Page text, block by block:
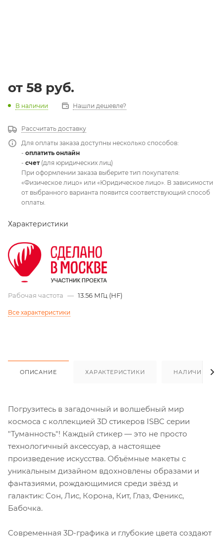
от 58 руб.
В наличии Нашли дешевле?
Рассчитать доставку
Для оплаты заказа доступны несколько способов:
- оплатить онлайн
- счет(для юридических лиц)
При оформлении заказа выберите тип покупателя:
«Физическое лицо» или «Юридическое лицо». В зависимости
от выбранного варианта появится соответствующий способ
оплаты.
Характеристики
Рабочая частота — 13.56 МГц (HF)
Все характеристики
ОПИСАНИЕ ХАРАКТЕРИСТИКИ НАЛИЧИЕ
Погрузитесь в загадочный и волшебный мир
космоса с коллекцией 3D стикеров ISBC серии
"Туманность"! Каждый стикер — это не просто
технологичный аксессуар, а настоящее
произведение искусства. Объёмные макеты с
уникальным дизайном вдохновлены образами и
фантазиями, рождающимися среди звёзд и
галактик: Сон, Лис, Корона, Кит, Глаз, Феникс,
Бабочка.
Современная 3D-графика и глубокие цвета создают